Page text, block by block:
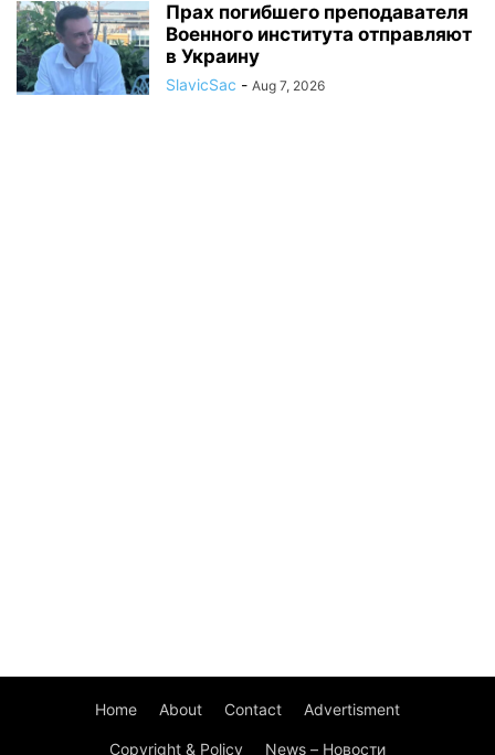
Прах погибшего преподавателя
Военного института отправляют
в Украину
SlavicSac - Aug 7, 2026
Home About Contact Advertisment
Copyright & Policy News – Новости